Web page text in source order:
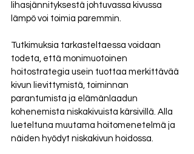
lihasjännityksestä johtuvassa kivussa
lämpö voi toimia paremmin.
Tutkimuksia tarkasteltaessa voidaan
todeta, että monimuotoinen
hoitostrategia usein tuottaa merkittävää
kivun lievittymistä, toiminnan
parantumista ja elämänlaadun
kohenemista niskakivuista kärsivillä. Alla
lueteltuna muutama hoitomenetelmä ja
näiden hyödyt niskakivun hoidossa.